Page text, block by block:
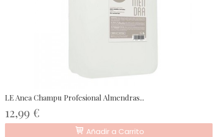
LE Anea Champu Profesional Almendras...
12,99 €
Añadir a Carrito